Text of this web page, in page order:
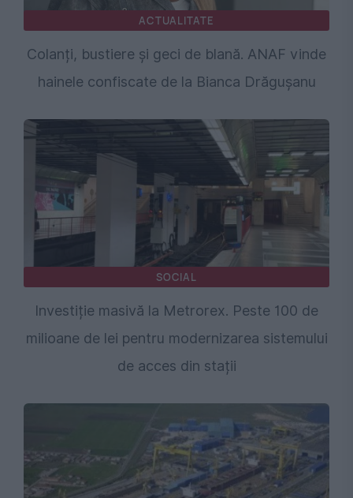
ACTUALITATE
Colanți, bustiere și geci de blană. ANAF vinde
hainele confiscate de la Bianca Drăgușanu
SOCIAL
Investiție masivă la Metrorex. Peste 100 de
milioane de lei pentru modernizarea sistemului
de acces din stații